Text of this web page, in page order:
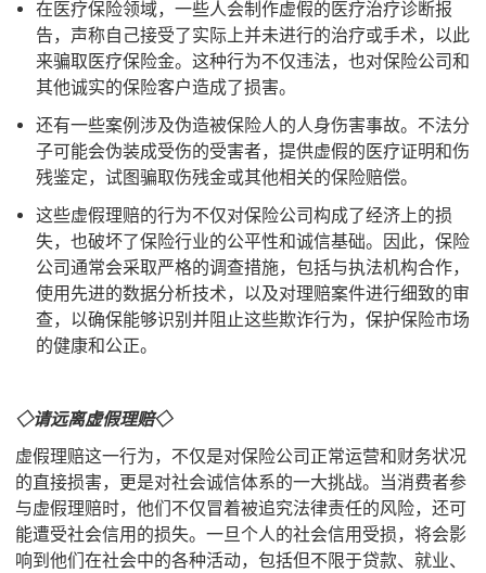
在医疗保险领域，一些人会制作虚假的医疗治疗诊断报
告，声称自己接受了实际上并未进行的治疗或手术，以此
来骗取医疗保险金。这种行为不仅违法，也对保险公司和
其他诚实的保险客户造成了损害。
还有一些案例涉及伪造被保险人的人身伤害事故。不法分
子可能会伪装成受伤的受害者，提供虚假的医疗证明和伤
残鉴定，试图骗取伤残金或其他相关的保险赔偿。
这些虚假理赔的行为不仅对保险公司构成了经济上的损
失，也破坏了保险行业的公平性和诚信基础。因此，保险
公司通常会采取严格的调查措施，包括与执法机构合作，
使用先进的数据分析技术，以及对理赔案件进行细致的审
查，以确保能够识别并阻止这些欺诈行为，保护保险市场
的健康和公正。
◇请远离虚假理赔◇
虚假理赔这一行为，不仅是对保险公司正常运营和财务状况
的直接损害，更是对社会诚信体系的一大挑战。当消费者参
与虚假理赔时，他们不仅冒着被追究法律责任的风险，还可
能遭受社会信用的损失。一旦个人的社会信用受损，将会影
响到他们在社会中的各种活动，包括但不限于贷款、就业、